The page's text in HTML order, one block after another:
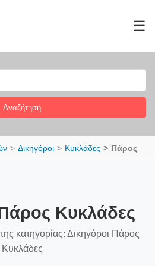
☰
Αναζήτηση
Δικηγόροι Κυκλάδες Πάρος
Κυκλάδες
κατηγορίας: Δικηγόροι Πάρος
Κυκλάδες